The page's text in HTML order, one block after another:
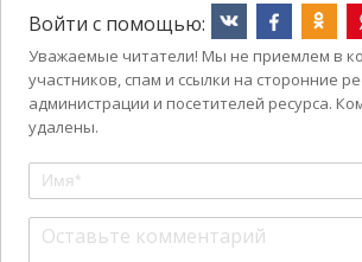
Войти с помощью:
Уважаемые читатели! Мы не приемлем в
участников, спам и ссылки на сторонние
администрации и посетителей ресурса.
удалены.